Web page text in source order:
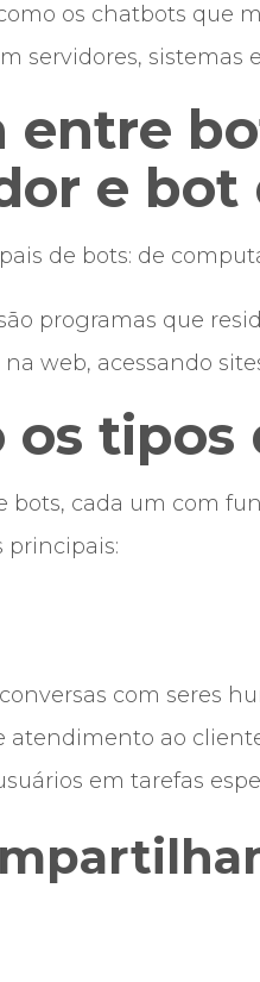
os chatbots que
servidores, sistemas e
entre
e bot
de bots: de
programas que
web, acessando
os tipos
bots, cada um com
principais:
com seres
atendimento ao
em tarefas